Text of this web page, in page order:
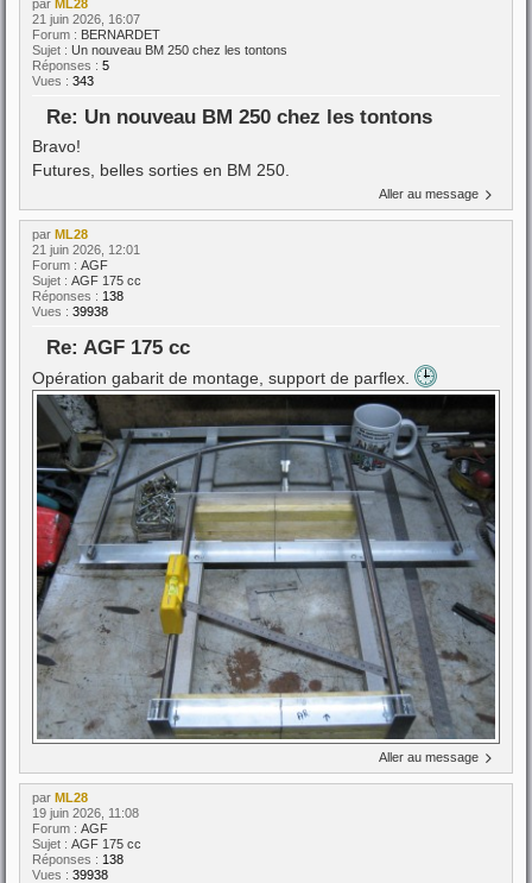
par ML28
21 juin 2026, 16:07
Forum : BERNARDET
Sujet : Un nouveau BM 250 chez les tontons
Réponses : 5
Vues : 343
Re: Un nouveau BM 250 chez les tontons
Bravo!
Futures, belles sorties en BM 250.
Aller au message
par ML28
21 juin 2026, 12:01
Forum : AGF
Sujet : AGF 175 cc
Réponses : 138
Vues : 39938
Re: AGF 175 cc
Opération gabarit de montage, support de parflex.
Aller au message
par ML28
19 juin 2026, 11:08
Forum : AGF
Sujet : AGF 175 cc
Réponses : 138
Vues : 39938